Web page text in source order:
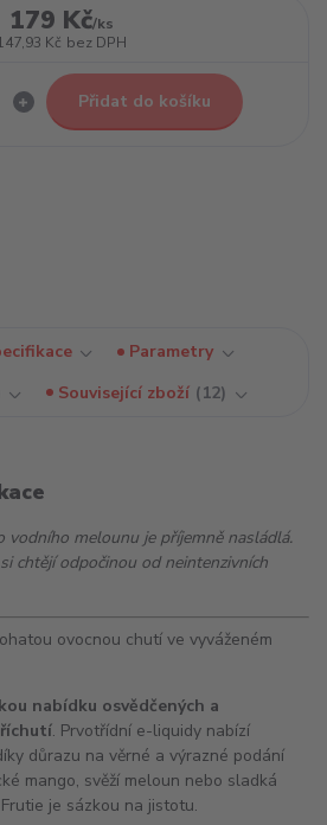
179 Kč/ks
Kč bez DPH
Přidat do košíku
Parametry
Související zboží 12
vodního melounu je příjemně nasládlá.
chtějí odpočinou od neintenzivních
ovocnou chutí ve vyváženém
nabídku osvědčených a
. Prvotřídní e-liquidy nabízí
důrazu na věrné a výrazné podání
mango, svěží meloun nebo sladká
je sázkou na jistotu.